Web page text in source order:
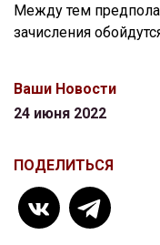
Между тем
зачисления
Ваши Новости
24 июня 2022
ПОДЕЛИТЬСЯ